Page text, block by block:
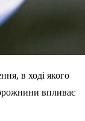
в ході якого
впливає